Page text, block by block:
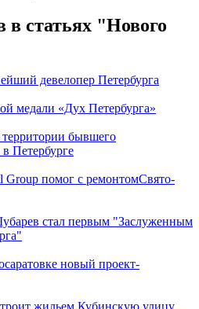
статьях "Нового
девелопер Петербурга
медали «Дух Петербурга»
территории бывшего
Петербурге
Group помог с ремонтомСвято-
стал первым "Заслуженным
новый проект-